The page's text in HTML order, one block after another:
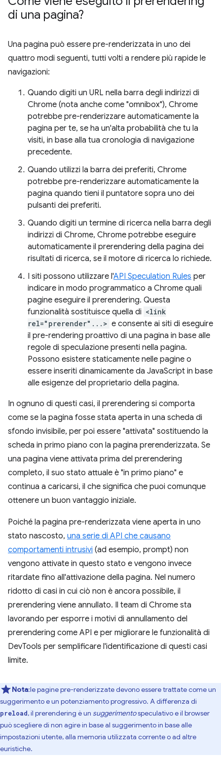
di una pagina?
Una pagina può essere pre-renderizzata in uno dei
quattro modi seguenti, tutti volti a rendere più rapide le
navigazioni:
Quando digiti un URL nella barra degli indirizzi di
Chrome (nota anche come "omnibox"), Chrome
potrebbe pre-renderizzare automaticamente la
pagina per te, se ha un'alta probabilità che tu la
visiti, in base alla tua cronologia di navigazione
precedente.
Quando utilizzi la barra dei preferiti, Chrome
potrebbe pre-renderizzare automaticamente la
pagina quando tieni il puntatore sopra uno dei
pulsanti dei preferiti.
Quando digiti un termine di ricerca nella barra degli
indirizzi di Chrome, Chrome potrebbe eseguire
automaticamente il prerendering della pagina dei
risultati di ricerca, se il motore di ricerca lo richiede.
I siti possono utilizzare l'API Speculation Rules per
indicare in modo programmatico a Chrome quali
pagine eseguire il prerendering. Questa
funzionalità sostituisce quella di <link
rel="prerender"...> e consente ai siti di eseguire
il pre-rendering proattivo di una pagina in base alle
regole di speculazione presenti nella pagina.
Possono esistere staticamente nelle pagine o
essere inseriti dinamicamente da JavaScript in base
alle esigenze del proprietario della pagina.
In ognuno di questi casi, il prerendering si comporta
come se la pagina fosse stata aperta in una scheda di
sfondo invisibile, per poi essere "attivata" sostituendo la
scheda in primo piano con la pagina prerenderizzata. Se
una pagina viene attivata prima del prerendering
completo, il suo stato attuale è "in primo piano" e
continua a caricarsi, il che significa che puoi comunque
ottenere un buon vantaggio iniziale.
Poiché la pagina pre-renderizzata viene aperta in uno
stato nascosto, una serie di API che causano
comportamenti intrusivi (ad esempio, prompt) non
vengono attivate in questo stato e vengono invece
ritardate fino all'attivazione della pagina. Nel numero
ridotto di casi in cui ciò non è ancora possibile, il
prerendering viene annullato. Il team di Chrome sta
lavorando per esporre i motivi di annullamento del
prerendering come API e per migliorare le funzionalità di
DevTools per semplificare l'identificazione di questi casi
limite.
Nota:le pagine pre-renderizzate devono essere trattate come un
suggerimento e un potenziamento progressivo. A differenza di
preload, il prerendering è un suggerimentospeculativo e il browser
può scegliere di non agire in base al suggerimento in base alle
impostazioni utente, alla memoria utilizzata corrente o ad altre
euristiche.